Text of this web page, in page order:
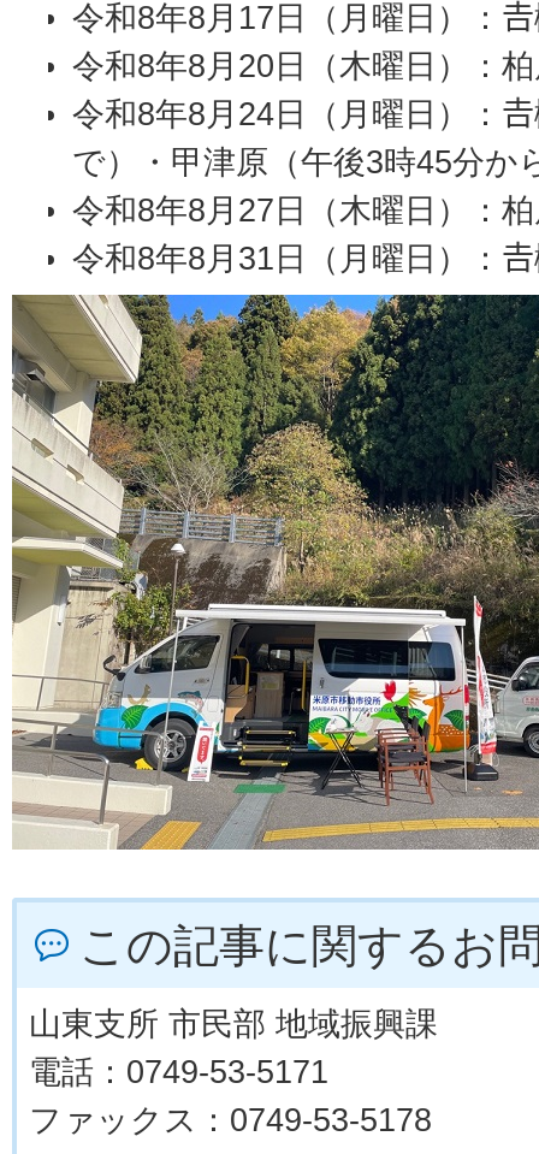
令和8年8月17日（月曜日）：
令和8年8月20日（木曜日）：
令和8年8月24日（月曜日）：
で）・甲津原（午後3時45分か
令和8年8月27日（木曜日）：
令和8年8月31日（月曜日）：
この記事に関するお
山東支所 市民部 地域振興課
電話：0749-53-5171
ファックス：0749-53-5178